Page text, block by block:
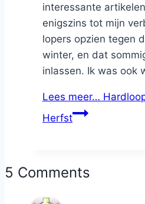
interessante
enigszins tot mijn
lopers opzien tegen
winter, en dat
inlassen. Ik was ook
Lees meer…
Herfst
5 Comments